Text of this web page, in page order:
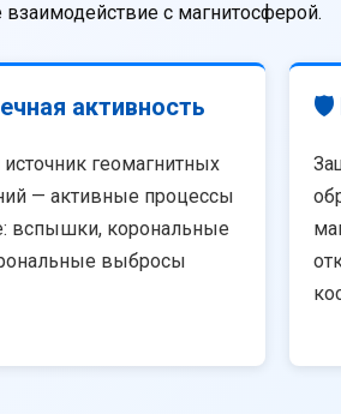
взаимодействие с магнитосферой.
активность
геомагнитных
— активные процессы
вспышки, корональные
выбросы
🛡️